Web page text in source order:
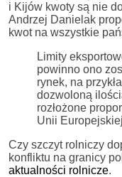
i Kijów kwoty są nie
Andrzej Danielak
kwot na wszystkie
Limity
powinno ono
rynek, na
dozwoloną
rozłożone
Unii
Czy szczyt rolniczy
konfliktu na granicy
aktualności rolnicze.